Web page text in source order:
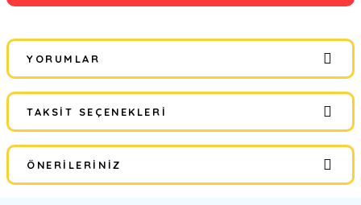
YORUMLAR
Bu ürüne ilk yorumu siz yapın!
Yorum Yaz
TAKSIT SEÇENEKLERI
ÖNERILERINIZ